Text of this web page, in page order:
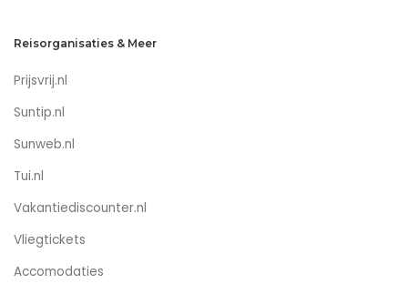
Reisorganisaties & Meer
Prijsvrij.nl
Suntip.nl
Sunweb.nl
Tui.nl
Vakantiediscounter.nl
Vliegtickets
Accomodaties